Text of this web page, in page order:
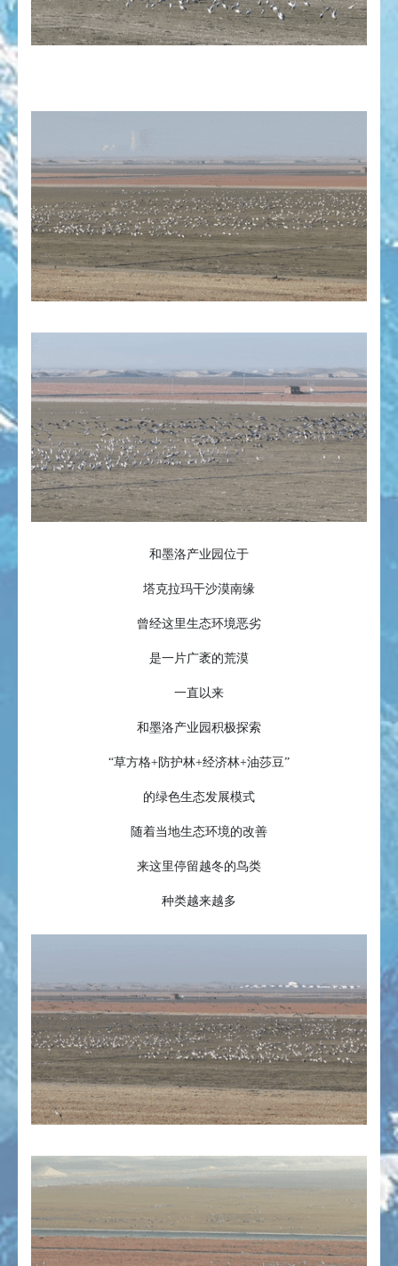
和墨洛产业园位于
塔克拉玛干沙漠南缘
曾经这里生态环境恶劣
是一片广袤的荒漠
一直以来
和墨洛产业园积极探索
“草方格+防护林+经济林+油莎豆”
的绿色生态发展模式
随着当地生态环境的改善
来这里停留越冬的鸟类
种类越来越多